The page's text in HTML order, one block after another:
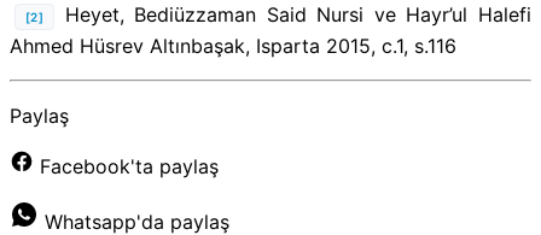
[2]
Heyet, Bediüzzaman Said Nursi ve Hayr’ul Halefi
Ahmed Hüsrev Altınbaşak, Isparta 2015, c.1, s.116
Paylaş
Facebook'ta paylaş
Whatsapp'da paylaş